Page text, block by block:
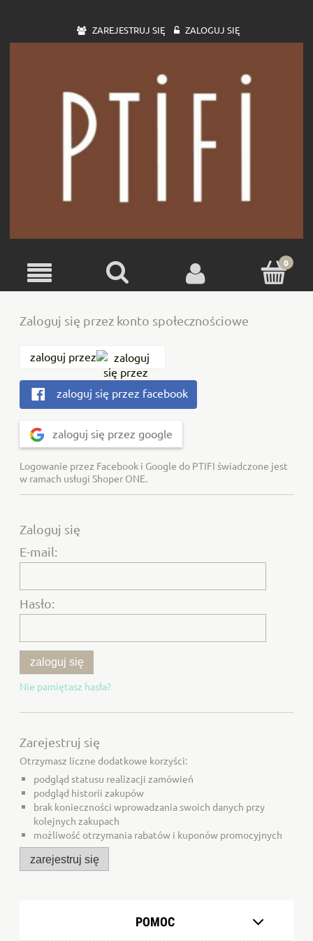
ZAREJESTRUJ SIĘ ZALOGUJ SIĘ
Zaloguj się przez konto społecznościowe
zaloguj przez
zaloguj się przez facebook
zaloguj się przez google
Logowanie przez Facebook i Google do PTIFI świadczone jest
w ramach usługi Shoper ONE.
Zaloguj się
E-mail:
Hasło:
zaloguj się
Nie pamiętasz hasła?
Zarejestruj się
Otrzymasz liczne dodatkowe korzyści:
podgląd statusu realizacji zamówień
podgląd historii zakupów
brak konieczności wprowadzania swoich danych przy
kolejnych zakupach
możliwość otrzymania rabatów i kuponów promocyjnych
zarejestruj się
POMOC